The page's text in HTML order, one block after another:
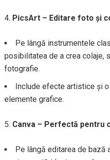
PicsArt – Editare foto și
Pe lângă instrumentele
posibilitatea de a crea colaje,
fotografie.
Include efecte artistice și
elemente grafice.
Canva – Perfectă pentru
Pe lângă editarea de bază